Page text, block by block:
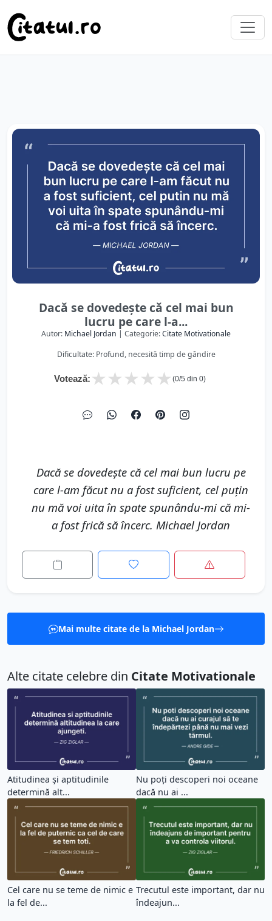
Dacă se dovedește că cel mai bun
lucru pe care l-a...
Autor: Michael Jordan | Categorie:Citate Motivationale
Dificultate: Profund, necesită timp de gândire
Votează: ★
★
★
★
★ (0/5 din 0)
Dacă se dovedește că cel mai bun lucru pe
care l-am făcut nu a fost suficient, cel puțin
nu mă voi uita în spate spunându-mi că mi-
a fost frică să încerc. Michael Jordan
Mai multe citate de la Michael Jordan
Alte citate celebre din Citate Motivationale
Atitudinea și aptitudinile
determină alt...
Nu poți descoperi noi oceane
dacă nu ai ...
Cel care nu se teme de nimic e
la fel de...
Trecutul este important, dar nu
îndeajun...